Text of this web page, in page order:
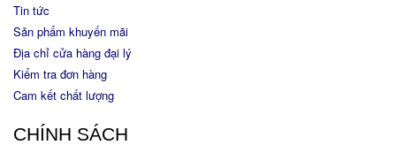
Tin tức
Sản phẩm khuyến mãi
Địa chỉ cửa hàng đại lý
Kiểm tra đơn hàng
Cam kết chất lượng
CHÍNH SÁCH